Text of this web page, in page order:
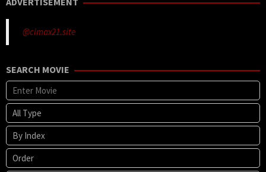
@cimax21.site
SEARCH MOVIE